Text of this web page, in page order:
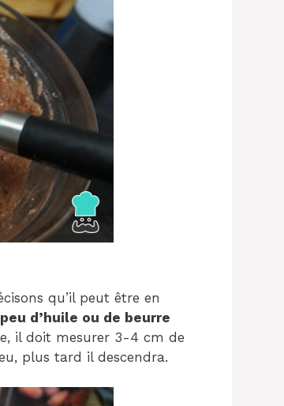
qu’il peut être en
d’huile ou de beurre
il doit mesurer 3-4 cm de
plus tard il descendra.